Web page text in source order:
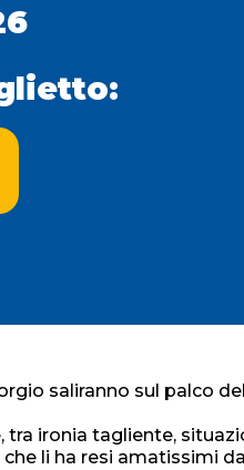
saliranno sul palco
tra ironia tagliente,
li ha resi amatissimi